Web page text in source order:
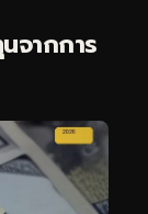
จากการ